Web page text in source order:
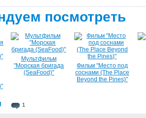
посмотреть
Мультфильм
"Морская бригада
(SeaFood)"
Фильм "Место под
соснами (The Place
Beyond the Pines)"
1